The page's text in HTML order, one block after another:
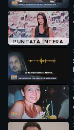
PUNTATA INTERA